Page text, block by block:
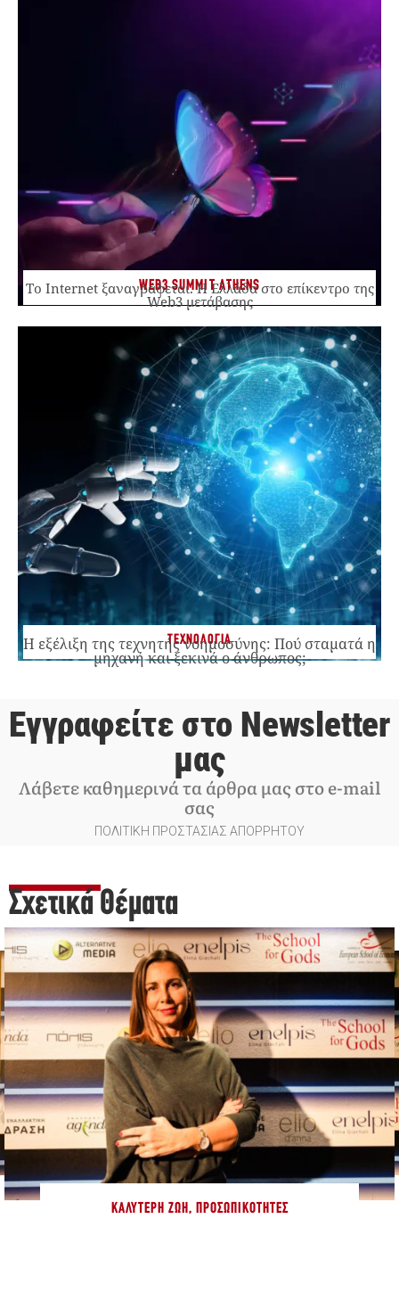
WEB3 SUMMIT ATHENS
Το Internet ξαναγράφεται. Η Ελλάδα στο επίκεντρο της
Web3 μετάβασης
ΤΕΧΝΟΛΟΓΙΑ
Η εξέλιξη της τεχνητής νοημοσύνης: Πού σταματά η
μηχανή και ξεκινά ο άνθρωπος;
Εγγραφείτε στο Newsletter
μας
Λάβετε καθημερινά τα άρθρα μας στο e-mail
σας
ΠΟΛΙΤΙΚΗ ΠΡΟΣΤΑΣΙΑΣ ΑΠΟΡΡΗΤΟΥ
Σχετικά Θέματα
ΚΑΛΎΤΕΡΗ ΖΩΉ, ΠΡΟΣΩΠΙΚΌΤΗΤΕΣ